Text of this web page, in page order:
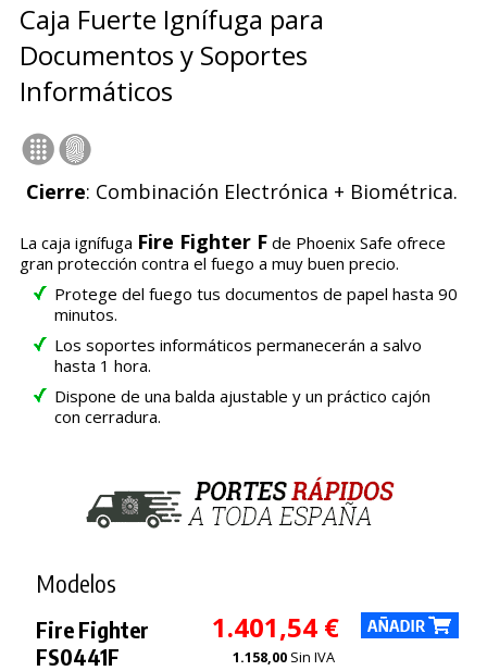
Caja Fuerte Ignífuga para
Documentos y Soportes
Informáticos
Cierre: Combinación Electrónica + Biométrica.
La caja ignífuga Fire Fighter Fde Phoenix Safe ofrece
gran protección contra el fuego a muy buen precio.
Protege del fuego tus documentos de papel hasta 90
minutos.
Los soportes informáticos permanecerán a salvo
hasta 1 hora.
Dispone de una balda ajustable y un práctico cajón
con cerradura.
Modelos
Fire Fighter
FS0441F
1.401,54 €
1.158,00 Sin IVA